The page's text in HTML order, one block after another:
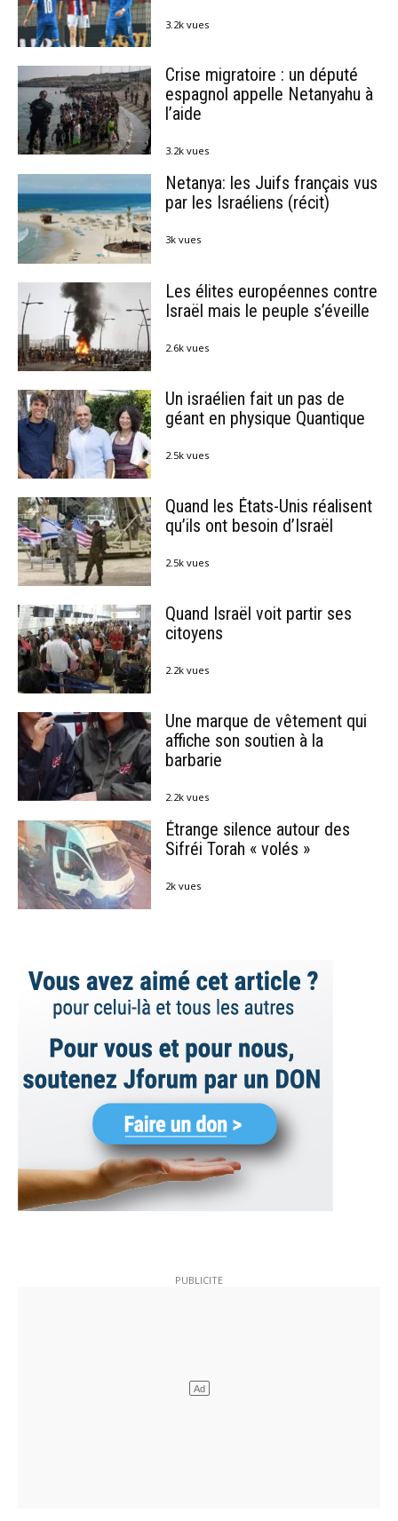
3.2k vues
Crise migratoire : un député
espagnol appelle Netanyahu à
l’aide
3.2k vues
Netanya: les Juifs français vus
par les Israéliens (récit)
3k vues
Les élites européennes contre
Israël mais le peuple s’éveille
2.6k vues
Un israélien fait un pas de
géant en physique Quantique
2.5k vues
Quand les États-Unis réalisent
qu’ils ont besoin d’Israël
2.5k vues
Quand Israël voit partir ses
citoyens
2.2k vues
Une marque de vêtement qui
affiche son soutien à la
barbarie
2.2k vues
Étrange silence autour des
Sifréi Torah « volés »
2k vues